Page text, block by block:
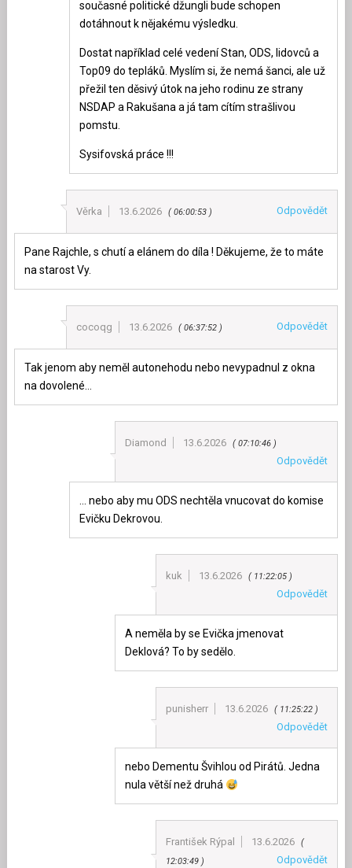
současné politické džungli bude schopen
dotáhnout k nějakému výsledku.
Dostat například celé vedení Stan, ODS, lidovců a
Top09 do tepláků. Myslím si, že nemá šanci, ale už
přežil ten děsivý útok na jeho rodinu ze strany
NSDAP a Rakušana a já tam cítím strašlivou
pomstu.
Sysifovská práce !!!
Věrka 13.6.2026 06:00:53 Odpovědět
Pane Rajchle, s chutí a elánem do díla ! Děkujeme, že to máte
na starost Vy.
cocoqg 13.6.2026 06:37:52 Odpovědět
Tak jenom aby neměl autonehodu nebo nevypadnul z okna
na dovolené…
Diamond 13.6.2026 07:10:46
Odpovědět
… nebo aby mu ODS nechtěla vnucovat do komise
Evičku Dekrovou.
kuk 13.6.2026 11:22:05
Odpovědět
A neměla by se Evička jmenovat
Deklová? To by sedělo.
punisherr 13.6.2026 11:25:22
Odpovědět
nebo Dementu Švihlou od Pirátů. Jedna
nula větší než druhá
František Rýpal 13.6.2026
12:03:49 Odpovědět